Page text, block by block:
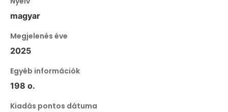
magyar
Megjelenés éve
2025
Egyéb információk
198 o.
Kiadás pontos dátuma